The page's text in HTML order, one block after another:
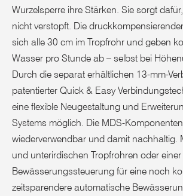
Wurzelsperre ihre Stärken. Sie sorgt
nicht verstopft. Die
sich alle 30 cm im Tropfrohr und geben
Wasser pro Stunde ab – selbst bei
Durch die separat erhältlichen 13-mm-
patentierter Quick & Easy
eine flexible Neugestaltung und
Systems möglich. Die MDS-
wiederverwendbar und damit nachhaltig.
und unterirdischen Tropfrohren oder einer
Bewässerungssteuerung für eine noch
zeitsparendere automatische